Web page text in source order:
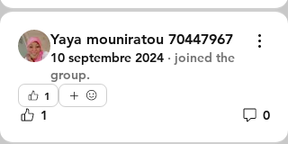
Yaya mouniratou 70447967
10 septembre 2024 · joined the
group.
1
1 0